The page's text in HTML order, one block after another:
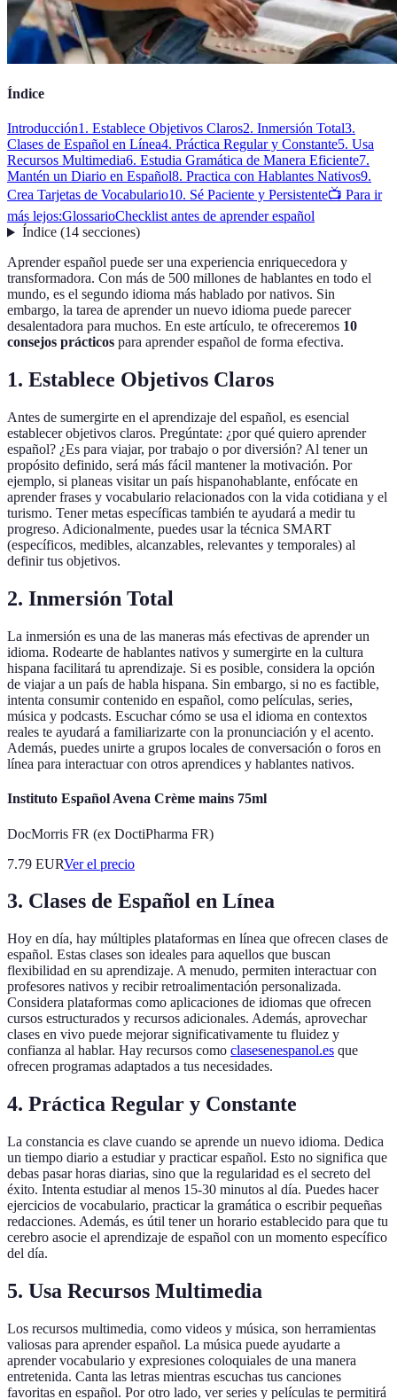
Índice
Introducción1. Establece Objetivos Claros2. Inmersión Total3.
Clases de Español en Línea4. Práctica Regular y Constante5. Usa
Recursos Multimedia6. Estudia Gramática de Manera Eficiente7.
Mantén un Diario en Español8. Practica con Hablantes Nativos9.
Crea Tarjetas de Vocabulario10. Sé Paciente y Persistente📺 Para ir
más lejos:GlossarioChecklist antes de aprender español
Índice(14 secciones)
Aprender español puede ser una experiencia enriquecedora y
transformadora. Con más de 500 millones de hablantes en todo el
mundo, es el segundo idioma más hablado por nativos. Sin
embargo, la tarea de aprender un nuevo idioma puede parecer
desalentadora para muchos. En este artículo, te ofreceremos 10
consejos prácticos para aprender español de forma efectiva.
1. Establece Objetivos Claros
Antes de sumergirte en el aprendizaje del español, es esencial
establecer objetivos claros. Pregúntate: ¿por qué quiero aprender
español? ¿Es para viajar, por trabajo o por diversión? Al tener un
propósito definido, será más fácil mantener la motivación. Por
ejemplo, si planeas visitar un país hispanohablante, enfócate en
aprender frases y vocabulario relacionados con la vida cotidiana y el
turismo. Tener metas específicas también te ayudará a medir tu
progreso. Adicionalmente, puedes usar la técnica SMART
(específicos, medibles, alcanzables, relevantes y temporales) al
definir tus objetivos.
2. Inmersión Total
La inmersión es una de las maneras más efectivas de aprender un
idioma. Rodearte de hablantes nativos y sumergirte en la cultura
hispana facilitará tu aprendizaje. Si es posible, considera la opción
de viajar a un país de habla hispana. Sin embargo, si no es factible,
intenta consumir contenido en español, como películas, series,
música y podcasts. Escuchar cómo se usa el idioma en contextos
reales te ayudará a familiarizarte con la pronunciación y el acento.
Además, puedes unirte a grupos locales de conversación o foros en
línea para interactuar con otros aprendices y hablantes nativos.
Instituto Español Avena Crème mains 75ml
DocMorris FR (ex DoctiPharma FR)
7.79 EURVer el precio
3. Clases de Español en Línea
Hoy en día, hay múltiples plataformas en línea que ofrecen clases de
español. Estas clases son ideales para aquellos que buscan
flexibilidad en su aprendizaje. A menudo, permiten interactuar con
profesores nativos y recibir retroalimentación personalizada.
Considera plataformas como aplicaciones de idiomas que ofrecen
cursos estructurados y recursos adicionales. Además, aprovechar
clases en vivo puede mejorar significativamente tu fluidez y
confianza al hablar. Hay recursos como clasesenespanol.es que
ofrecen programas adaptados a tus necesidades.
4. Práctica Regular y Constante
La constancia es clave cuando se aprende un nuevo idioma. Dedica
un tiempo diario a estudiar y practicar español. Esto no significa que
debas pasar horas diarias, sino que la regularidad es el secreto del
éxito. Intenta estudiar al menos 15-30 minutos al día. Puedes hacer
ejercicios de vocabulario, practicar la gramática o escribir pequeñas
redacciones. Además, es útil tener un horario establecido para que tu
cerebro asocie el aprendizaje de español con un momento específico
del día.
5. Usa Recursos Multimedia
Los recursos multimedia, como videos y música, son herramientas
valiosas para aprender español. La música puede ayudarte a
aprender vocabulario y expresiones coloquiales de una manera
entretenida. Canta las letras mientras escuchas tus canciones
favoritas en español. Por otro lado, ver series y películas te permitirá